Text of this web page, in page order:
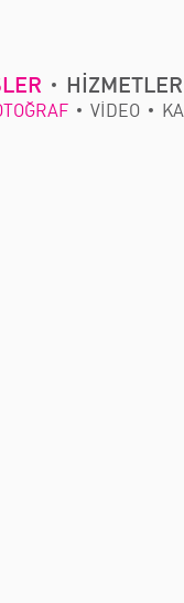
HİZMETLER
VİDEO